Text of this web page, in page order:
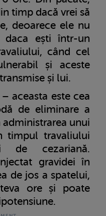
timp dacă vrei să
deoarece ele nu
ești într-un
când cel
și aceste
și lui.
aceasta este cea
de eliminare a
unui
timpul travaliului
de cezariană.
gravidei în
de jos a spatelui,
ore și poate